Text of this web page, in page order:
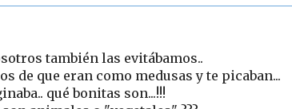
también las evitábamos..
de que eran como medusas y te picaban...
qué bonitas son...!!!